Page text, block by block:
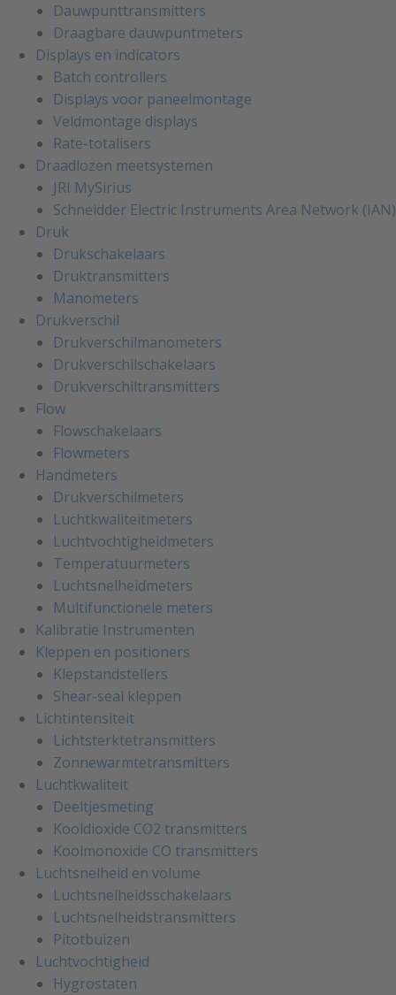
Dauwpunttransmitters
Draagbare dauwpuntmeters
Displays en indicators
Batch controllers
Displays voor paneelmontage
Veldmontage displays
Rate-totalisers
Draadlozen meetsystemen
JRI MySirius
Schneidder Electric Instruments Area Network (IAN)
Druk
Drukschakelaars
Druktransmitters
Manometers
Drukverschil
Drukverschilmanometers
Drukverschilschakelaars
Drukverschiltransmitters
Flow
Flowschakelaars
Flowmeters
Handmeters
Drukverschilmeters
Luchtkwaliteitmeters
Luchtvochtigheidmeters
Temperatuurmeters
Luchtsnelheidmeters
Multifunctionele meters
Kalibratie Instrumenten
Kleppen en positioners
Klepstandstellers
Shear-seal kleppen
Lichtintensiteit
Lichtsterktetransmitters
Zonnewarmtetransmitters
Luchtkwaliteit
Deeltjesmeting
Kooldioxide CO2 transmitters
Koolmonoxide CO transmitters
Luchtsnelheid en volume
Luchtsnelheidsschakelaars
Luchtsnelheidstransmitters
Pitotbuizen
Luchtvochtigheid
Hygrostaten